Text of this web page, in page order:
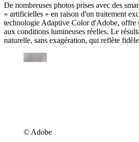
De nombreuses photos prises avec des
« artificielles » en raison d'un traitement
technologie Adaptive Color d'Adobe, offre
aux conditions lumineuses réelles. Le
naturelle, sans exagération, qui reflète
©︎ Adobe